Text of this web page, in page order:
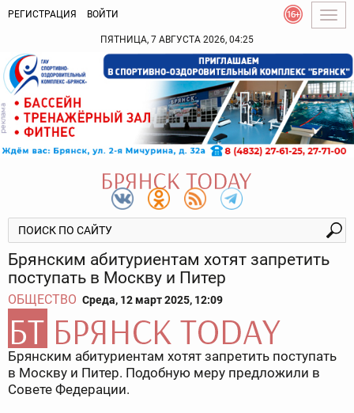
РЕГИСТРАЦИЯ ВОЙТИ
ПЯТНИЦА, 7 АВГУСТА 2026, 04:25
Брянским абитуриентам хотят запретить
поступать в Москву и Питер
ОБЩЕСТВО Среда, 12 март 2025, 12:09
Брянским абитуриентам хотят запретить поступать
в Москву и Питер. Подобную меру предложили в
Совете Федерации.